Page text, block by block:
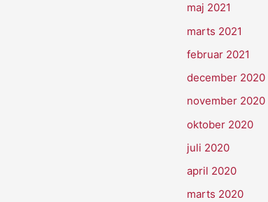
maj 2021
marts 2021
februar 2021
december 2020
november 2020
oktober 2020
juli 2020
april 2020
marts 2020